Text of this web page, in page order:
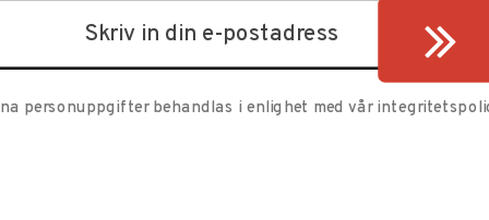
personuppgifter behandlas i enlighet med vår